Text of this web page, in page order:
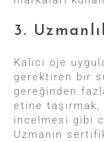
3.
Kalıcı oje
gerektiren bir
gereğinden
etine taşırmak,
incelmesi gibi
Uzmanın